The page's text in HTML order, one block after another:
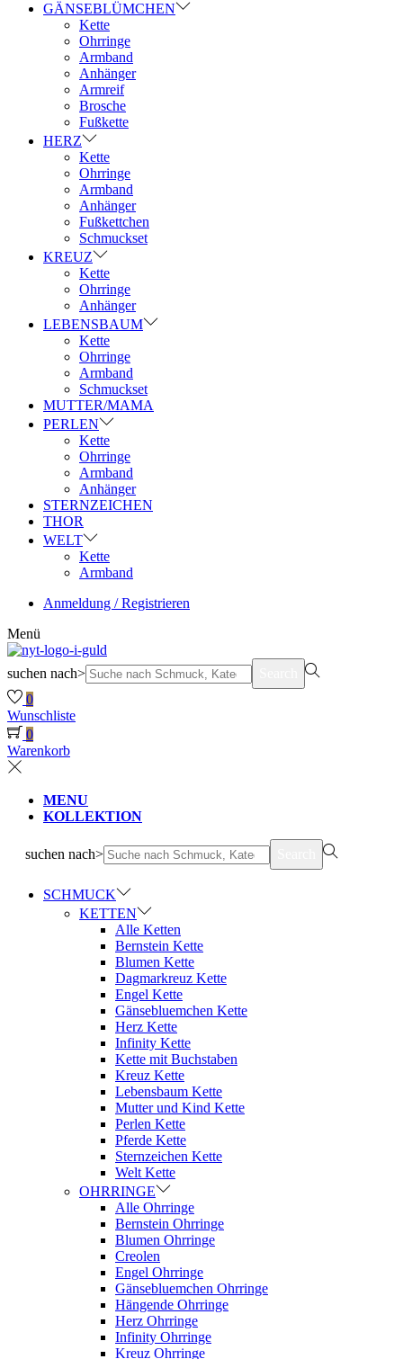
GÄNSEBLÜMCHEN
Kette
Ohrringe
Armband
Anhänger
Armreif
Brosche
Fußkette
HERZ
Kette
Ohrringe
Armband
Anhänger
Fußkettchen
Schmuckset
KREUZ
Kette
Ohrringe
Anhänger
LEBENSBAUM
Kette
Ohrringe
Armband
Schmuckset
MUTTER/MAMA
PERLEN
Kette
Ohrringe
Armband
Anhänger
STERNZEICHEN
THOR
WELT
Kette
Armband
Anmeldung / Registrieren
Menü
suchen nach>
0
Wunschliste
0
Warenkorb
MENU
KOLLEKTION
suchen nach>
SCHMUCK
KETTEN
Alle Ketten
Bernstein Kette
Blumen Kette
Dagmarkreuz Kette
Engel Kette
Gänsebluemchen Kette
Herz Kette
Infinity Kette
Kette mit Buchstaben
Kreuz Kette
Lebensbaum Kette
Mutter und Kind Kette
Perlen Kette
Pferde Kette
Sternzeichen Kette
Welt Kette
OHRRINGE
Alle Ohrringe
Bernstein Ohrringe
Blumen Ohrringe
Creolen
Engel Ohrringe
Gänsebluemchen Ohrringe
Hängende Ohrringe
Herz Ohrringe
Infinity Ohrringe
Kreuz Ohrringe